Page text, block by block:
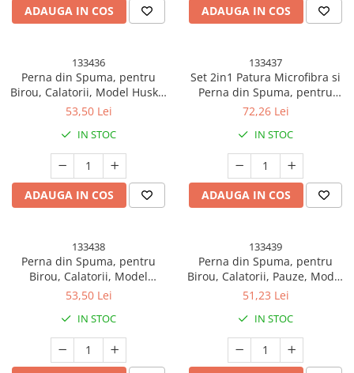
ADAUGA IN COS ADAUGA IN COS
133436
Perna din Spuma, pentru
Birou, Calatorii, Model Husky,
Lavabila, Umplutura de
de 8, 30x35x30 cm, Gri
53,50 Lei
IN STOC
ADAUGA IN COS
133437
Set 2in1 Patura Microfibra si
Perna din Spuma, pentru
Birou, Calatorii, Pauze, Model
30x35x30 cm, Roz
72,26 Lei
IN STOC
ADAUGA IN COS
133438
Perna din Spuma, pentru
Birou, Calatorii, Model
Capybara, Lavabila,
Cap in Forma de 8, 30x35x30
cm, Portocaliu
53,50 Lei
IN STOC
133439
Perna din Spuma, pentru
Birou, Calatorii, Pauze, Model
Elefant, Microfibra, 30x35x30
51,23 Lei
IN STOC